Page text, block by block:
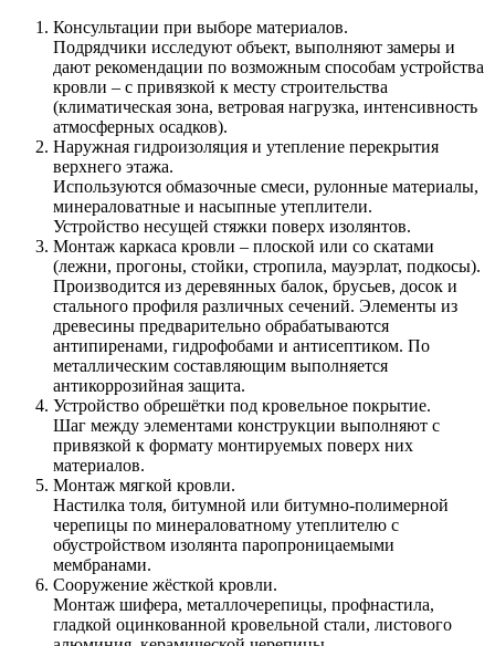
Консультации при выборе материалов.
Подрядчики исследуют объект, выполняют замеры и
дают рекомендации по возможным способам устройства
кровли – с привязкой к месту строительства
(климатическая зона, ветровая нагрузка, интенсивность
атмосферных осадков).
Наружная гидроизоляция и утепление перекрытия
верхнего этажа.
Используются обмазочные смеси, рулонные материалы,
минераловатные и насыпные утеплители.
Устройство несущей стяжки поверх изолянтов.
Монтаж каркаса кровли – плоской или со скатами
(лежни, прогоны, стойки, стропила, мауэрлат, подкосы).
Производится из деревянных балок, брусьев, досок и
стального профиля различных сечений. Элементы из
древесины предварительно обрабатываются
антипиренами, гидрофобами и антисептиком. По
металлическим составляющим выполняется
антикоррозийная защита.
Устройство обрешётки под кровельное покрытие.
Шаг между элементами конструкции выполняют с
привязкой к формату монтируемых поверх них
материалов.
Монтаж мягкой кровли.
Настилка толя, битумной или битумно-полимерной
черепицы по минераловатному утеплителю с
обустройством изолянта паропроницаемыми
мембранами.
Сооружение жёсткой кровли.
Монтаж шифера, металлочерепицы, профнастила,
гладкой оцинкованной кровельной стали, листового